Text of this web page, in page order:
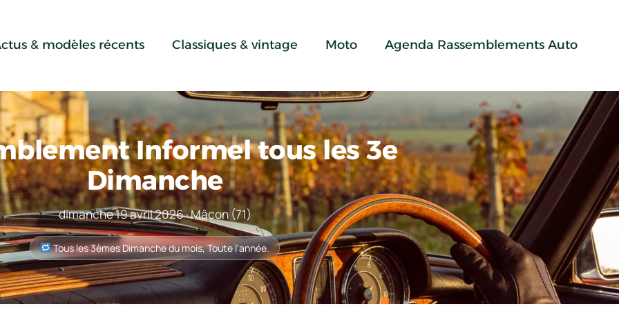
& modèles récents Classiques & vintage Moto Agenda Rassemblements Auto
Informel tous les 3e
Dimanche
dimanche 19 avril 2026 · Mâcon (71)
Tous les 3èmes Dimanche du mois, Toute l'année.